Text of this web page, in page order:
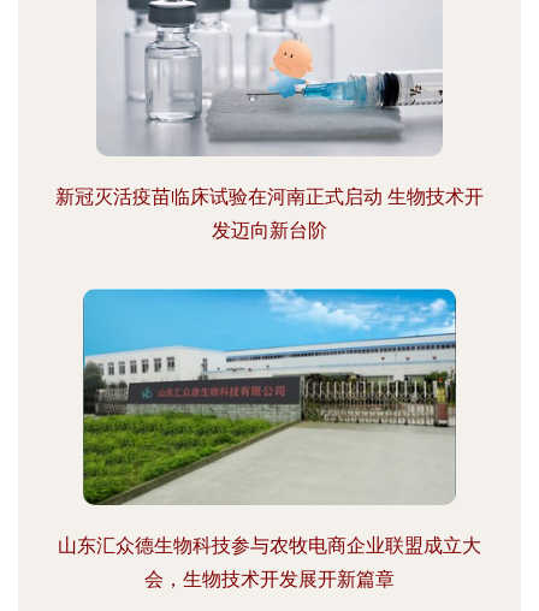
新冠灭活疫苗临床试验在河南正式启动 生物技术开
发迈向新台阶
山东汇众德生物科技参与农牧电商企业联盟成立大
会，生物技术开发展开新篇章